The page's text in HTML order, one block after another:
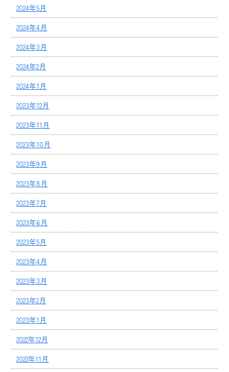
2024年5月
2024年4月
2024年3月
2024年2月
2024年1月
2023年12月
2023年11月
2023年10月
2023年9月
2023年8月
2023年7月
2023年6月
2023年5月
2023年4月
2023年3月
2023年2月
2023年1月
2022年12月
2022年11月